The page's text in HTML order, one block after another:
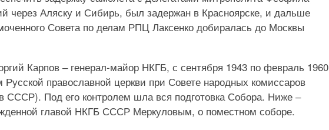
через Аляску и Сибирь, был задержан в Красноярске, и дальше
Совета по делам РПЦ Лаксенко добиралась до Москвы
Карпов ‒ генерал-майор НКГБ, с сентября 1943 по февраль 1960
православной церкви при Совете народных комиссаров
Под его контролем шла вся подготовка Собора. Ниже ‒
главой НКГБ СССР Меркуловым, о поместном соборе.